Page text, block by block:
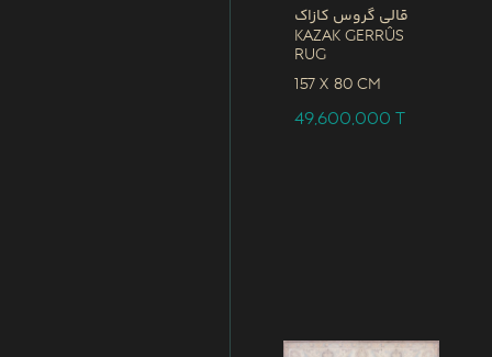
قالی گروس کازاک
Kazak Gerrûs
Rug
157 x 80 CM
49,600,000T